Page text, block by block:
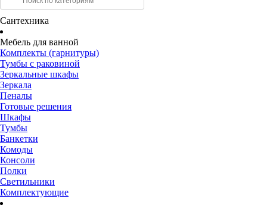
Сантехника
Мебель для ванной
Комплекты (гарнитуры)
Тумбы с раковиной
Зеркальные шкафы
Зеркала
Пеналы
Готовые решения
Шкафы
Тумбы
Банкетки
Комоды
Консоли
Полки
Светильники
Комплектующие